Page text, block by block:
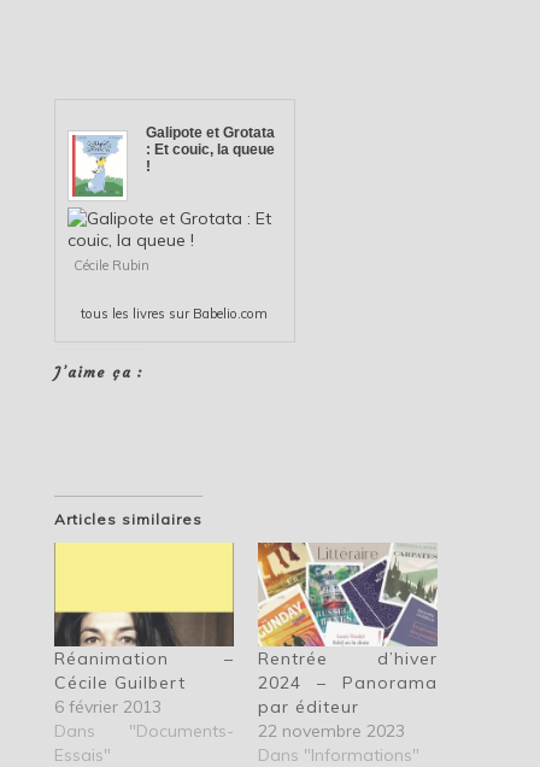
Galipote et Grotata
: Et couic, la queue
!
Cécile Rubin
tous les livres sur Babelio.com
J’aime ça :
Articles similaires
Réanimation –
Cécile Guilbert
6 février 2013
Dans "Documents-
Essais"
Rentrée d’hiver
2024 – Panorama
par éditeur
22 novembre 2023
Dans "Informations"